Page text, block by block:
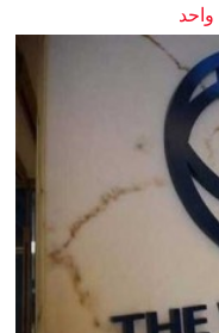
واحد